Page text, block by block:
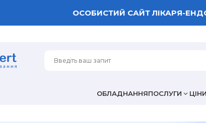
ОСОБИСТИЙ САЙТ ЛІКАРЯ-
ОБЛАДНАННЯПОСЛУГИ ЦІНИ